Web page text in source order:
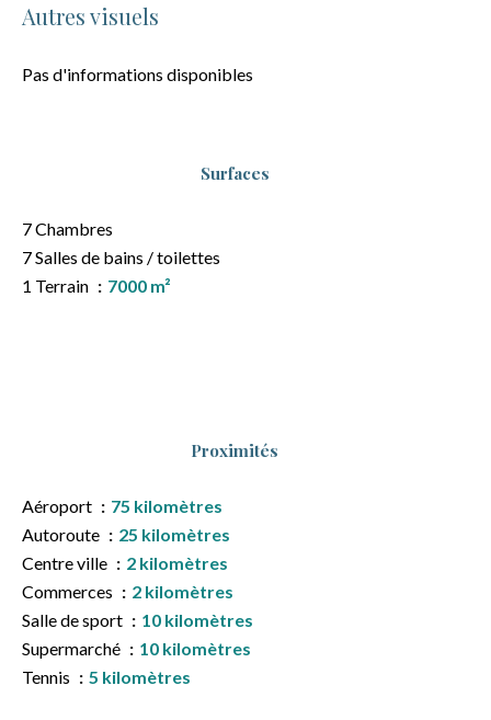
Autres visuels
Pas d'informations disponibles
Surfaces
7 Chambres
7 Salles de bains / toilettes
1 Terrain
7000 m²
Proximités
Aéroport
75 kilomètres
Autoroute
25 kilomètres
Centre ville
2 kilomètres
Commerces
2 kilomètres
Salle de sport
10 kilomètres
Supermarché
10 kilomètres
Tennis
5 kilomètres